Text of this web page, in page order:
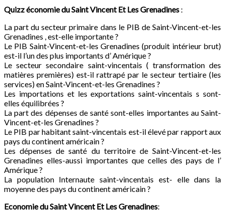
Quizz économie duSaint Vincent Et Les Grenadines :
La part du secteur primaire dans le PIB de Saint-Vincent-et-les
Grenadines , est-elle importante ?
Le PIB Saint-Vincent-et-les Grenadines (produit intérieur brut)
est-il l’un des plus importants d’ Amérique ?
Le secteur secondaire saint-vincentais ( transformation des
matières premières) est-il rattrapé par le secteur tertiaire (les
services) en Saint-Vincent-et-les Grenadines ?
Les importations et les exportations saint-vincentais s sont-
elles équilibrées ?
La part des dépenses de santé sont-elles importantes au Saint-
Vincent-et-les Grenadines ?
Le PIB par habitant saint-vincentais est-il élevé par rapport aux
pays du continent américain ?
Les dépenses de santé du territoire de Saint-Vincent-et-les
Grenadines elles-aussi importantes que celles des pays de l’
Amérique ?
La population Internaute saint-vincentais est- elle dans la
moyenne des pays du continent américain ?
Economie duSaint Vincent Et Les Grenadines: